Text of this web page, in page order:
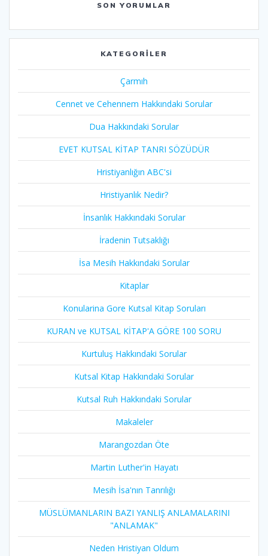
SON YORUMLAR
KATEGORILER
Çarmıh​
Cennet ve Cehennem Hakkındaki Sorular
Dua Hakkındaki Sorular
EVET KUTSAL KİTAP TANRI SÖZÜDÜR
Hristiyanlığın ABC'si
Hristiyanlık Nedir?
İnsanlık Hakkındaki Sorular
İradenin Tutsaklığı​
İsa Mesih Hakkındaki Sorular
Kitaplar
Konularina Gore Kutsal Kitap Soruları
KURAN ve KUTSAL KİTAP'A GÖRE 100 SORU
Kurtuluş Hakkındaki Sorular
Kutsal Kitap Hakkındaki Sorular
Kutsal Ruh Hakkındaki Sorular
Makaleler
Marangozdan Öte
Martin Luther'in Hayatı​
Mesih İsa'nın Tanrılığı​
MÜSLÜMANLARIN BAZI YANLIŞ ANLAMALARINI
"ANLAMAK"
Neden Hristiyan Oldum​